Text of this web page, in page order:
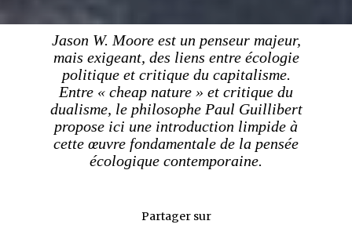
Jason W. Moore est un penseur majeur,
mais exigeant, des liens entre écologie
politique et critique du capitalisme.
Entre « cheap nature » et critique du
dualisme, le philosophe Paul Guillibert
propose ici une introduction limpide à
cette œuvre fondamentale de la pensée
écologique contemporaine.
Partager sur